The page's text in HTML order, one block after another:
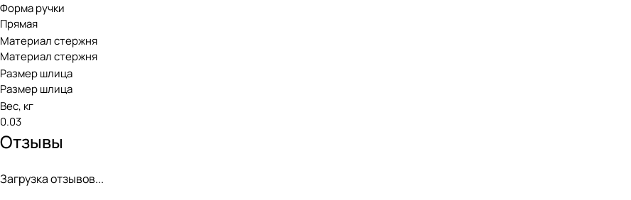
Форма ручки
Прямая
Материал стержня
Материал стержня
Размер шлица
Размер шлица
Вес, кг
0.03
Отзывы
Загрузка отзывов...